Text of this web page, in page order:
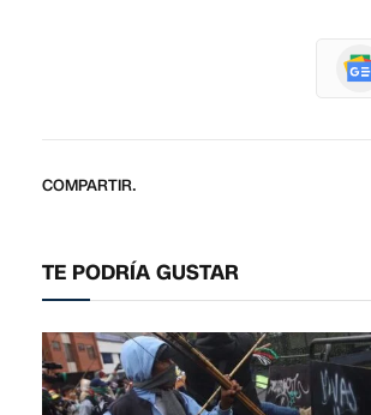
COMPARTIR.
TE PODRÍA GUSTAR